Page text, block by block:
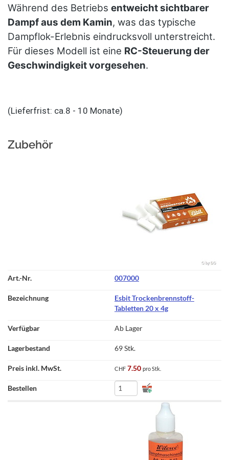
Während des Betriebs entweicht sichtbarer
Dampf aus dem Kamin, was das typische
Dampflok-Erlebnis eindrucksvoll unterstreicht.
Für dieses Modell ist eine RC-Steuerung der
Geschwindigkeit vorgesehen.
(Lieferfrist: ca.8 - 10 Monate)
Zubehör
007000
Esbit Trockenbrennstoff-
Tabletten 20 x 4g
Ab Lager
69 Stk.
CHF 7.50 pro Stk.